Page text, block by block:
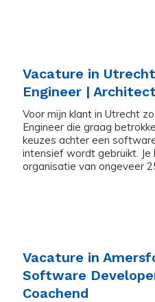
Vacature in
Engineer |
Voor mijn klant in Utrecht
Engineer die graag
keuzes achter een
intensief wordt gebruikt.
organisatie van ongeveer
Vacature in
Software
Coachend